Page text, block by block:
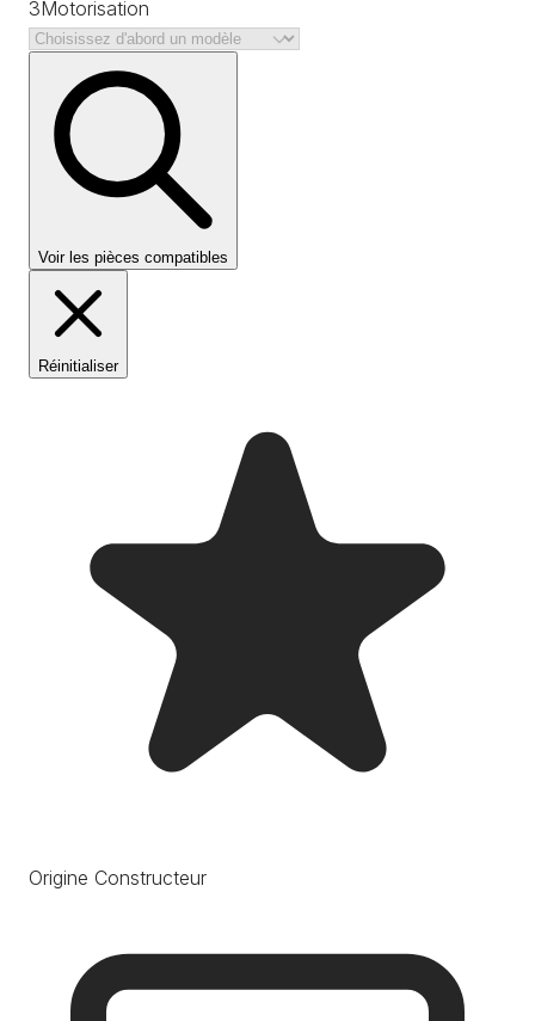
3Motorisation
Voir les pièces compatibles
Réinitialiser
Origine Constructeur